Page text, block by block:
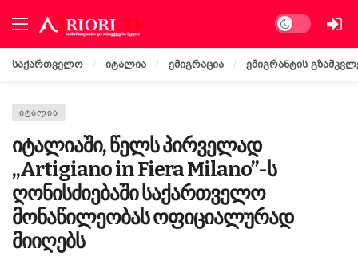
Dark mode
საქართველო იტალია ემიგრაცია ემიგრანტის
ᲘᲢᲐᲚᲘᲐ
იტალიაში, წელს პირველად
,,Artigiano in Fiera Milano”-ს
ღონისძიებაში საქართველო
მონაწილეობას ოფიციალურად
მიიღებს